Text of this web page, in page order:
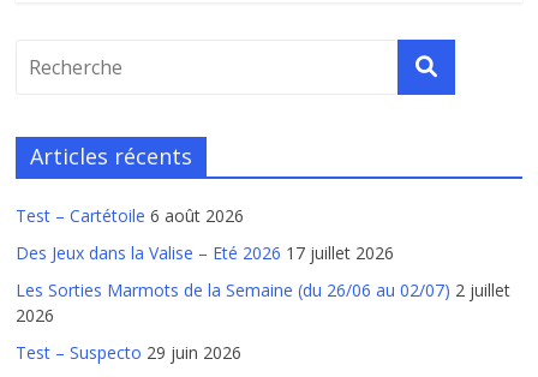
Articles récents
Test – Cartétoile 6 août 2026
Des Jeux dans la Valise – Eté 2026 17 juillet 2026
Les Sorties Marmots de la Semaine (du 26/06 au 02/07) 2 juillet
2026
Test – Suspecto 29 juin 2026